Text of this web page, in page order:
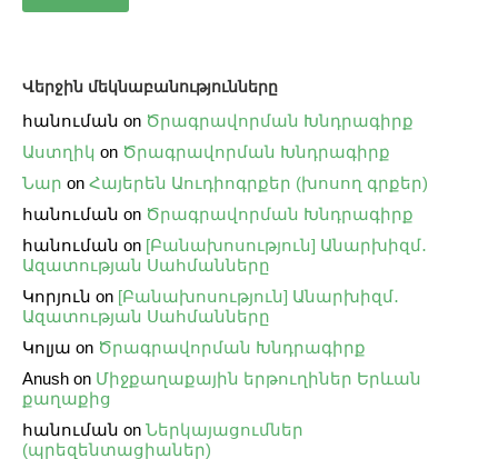
Վերջին մեկնաբանությունները
հանուման on Ծրագրավորման Խնդրագիրք
Աստղիկ on Ծրագրավորման Խնդրագիրք
Նար on Հայերեն Աուդիոգրքեր (խոսող գրքեր)
հանուման on Ծրագրավորման Խնդրագիրք
հանուման on [Բանախոսություն] Անարխիզմ․
Ազատության Սահմանները
Կորյուն on [Բանախոսություն] Անարխիզմ․
Ազատության Սահմանները
Կոլյա on Ծրագրավորման Խնդրագիրք
Anush on Միջքաղաքային երթուղիներ Երևան
քաղաքից
հանուման on Ներկայացումներ
(պրեզենտացիաներ)